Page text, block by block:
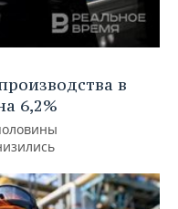
в
6,2%